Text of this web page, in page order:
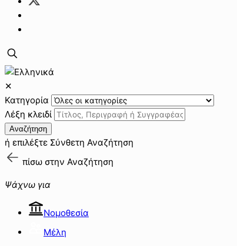
✕
Κατηγορία
Λέξη κλειδί
Αναζήτηση
ή επιλέξτε Σύνθετη Αναζήτηση
πίσω στην Αναζήτηση
Ψάχνω για
Νομοθεσία
Μέλη